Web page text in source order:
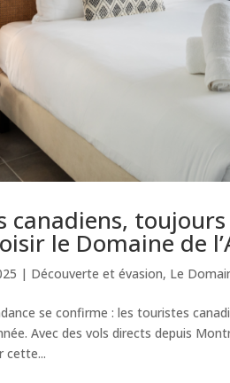
canadiens,
le Domaine de
| Découverte et évasion, Le
se confirme : les touristes
Avec des vols directs depuis
cette...